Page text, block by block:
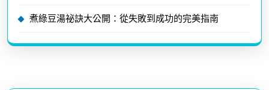
煮綠豆湯祕訣大公開：從失敗到成功的完美指南